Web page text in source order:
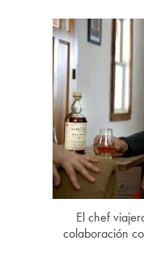
El chef
colaboración